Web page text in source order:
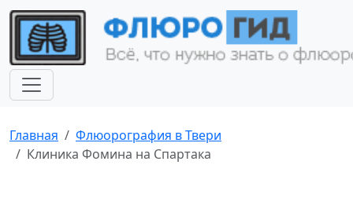
Главная
Флюорография в Твери
Клиника Фомина на Спартака